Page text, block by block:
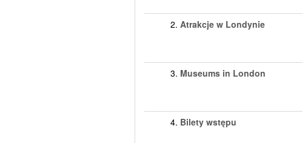
2. Atrakcje w Londynie
3. Museums in London
4. Bilety wstępu